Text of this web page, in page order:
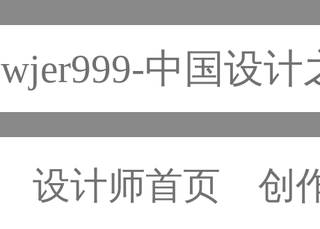
wjer999-中国设计
设计师首页 创